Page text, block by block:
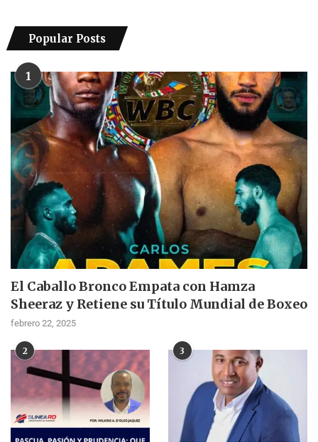
Popular Posts
1
El Caballo Bronco Empata con Hamza
Sheeraz y Retiene su Título Mundial de Boxeo
febrero 22, 2025
2 3